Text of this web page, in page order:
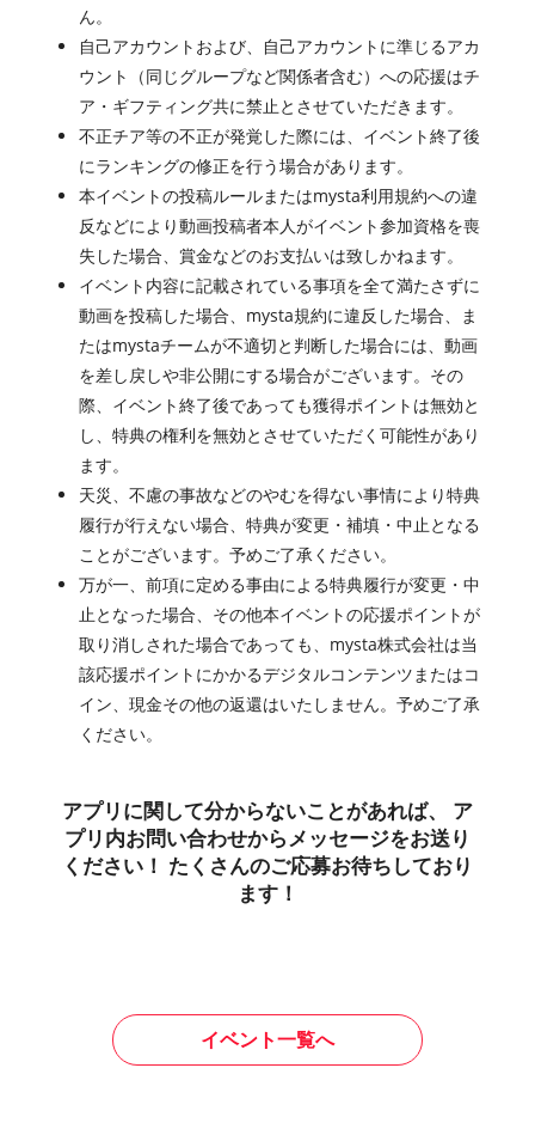
ん。
自己アカウントおよび、自己アカウントに準じるアカ
ウント（同じグループなど関係者含む）への応援はチ
ア・ギフティング共に禁止とさせていただきます。
不正チア等の不正が発覚した際には、イベント終了後
にランキングの修正を行う場合があります。
本イベントの投稿ルールまたはmysta利用規約への違
反などにより動画投稿者本人がイベント参加資格を喪
失した場合、賞金などのお支払いは致しかねます。
イベント内容に記載されている事項を全て満たさずに
動画を投稿した場合、mysta規約に違反した場合、ま
たはmystaチームが不適切と判断した場合には、動画
を差し戻しや非公開にする場合がございます。その
際、イベント終了後であっても獲得ポイントは無効と
し、特典の権利を無効とさせていただく可能性があり
ます。
天災、不慮の事故などのやむを得ない事情により特典
履行が行えない場合、特典が変更・補填・中止となる
ことがございます。予めご了承ください。
万が一、前項に定める事由による特典履行が変更・中
止となった場合、その他本イベントの応援ポイントが
取り消しされた場合であっても、mysta株式会社は当
該応援ポイントにかかるデジタルコンテンツまたはコ
イン、現金その他の返還はいたしません。予めご了承
ください。
アプリに関して分からないことがあれば、 ア
プリ内お問い合わせからメッセージをお送り
ください！ たくさんのご応募お待ちしており
ます！
イベント一覧へ